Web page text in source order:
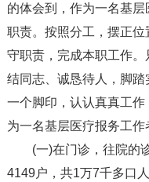
的体会到，作为一名基
职责。按照分工，摆正
守职责，完成本职工作
结同志、诚恳待人，脚
一个脚印，认认真真工
为一名基层医疗报务工作
(一)在门诊，往院的
4149户，共1万7千多口